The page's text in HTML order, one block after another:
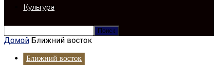
Культура
Домой Ближний восток
Ближний восток